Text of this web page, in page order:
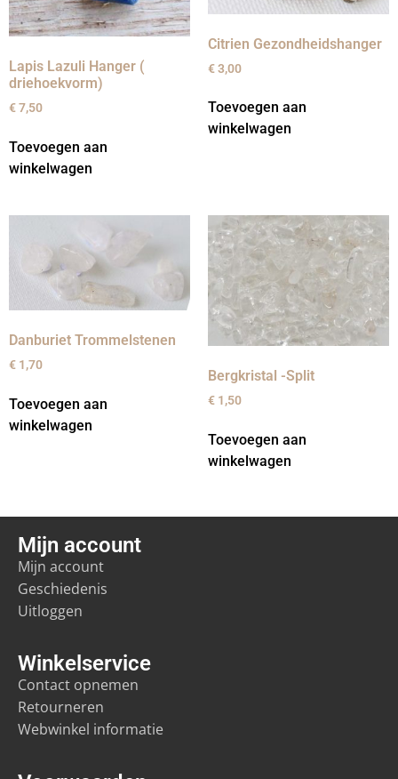
Lapis Lazuli Hanger (
driehoekvorm)
€7,50
Toevoegen aan
winkelwagen
Citrien Gezondheidshanger
€3,00
Toevoegen aan
winkelwagen
Danburiet Trommelstenen
€ 1,70
Toevoegen aan
winkelwagen
Bergkristal -Split
€ 1,50
Toevoegen aan
winkelwagen
Winkelservice
Contact opnemen
Retourneren
Webwinkel informatie
Mijn account
Mijn account
Geschiedenis
Uitloggen